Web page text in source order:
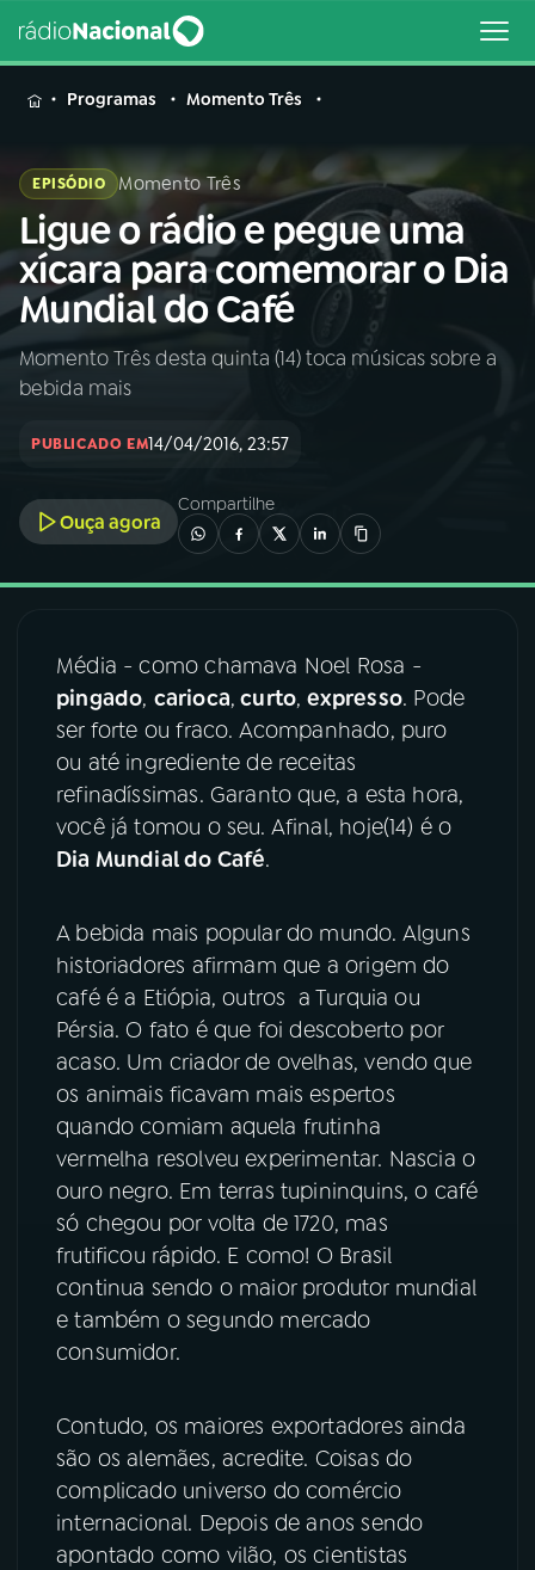
MENU
Buscar
na
Rádio
Nacional
Buscar
AO VIVO
INÍCIO
A RÁDIO
03PROGRAMAÇÃO
04PROGRAMAS
PODCASTS
06VIDEOCASTS
FESTIVAL DE MÚSICA
ACOMPANHE A RÁDIO NACIONAL
YouTube Facebook
TikTok
Programas Momento Três
EPISÓDIO Momento Três
Ligue o rádio e pegue uma
xícara para comemorar o Dia
Mundial do Café
Momento Três desta quinta (14) toca músicas sobre a
bebida mais
PUBLICADO EM14/04/2016, 23:57
Ouça agora
Compartilhe
Média - como chamava Noel Rosa -
pingado, carioca, curto, expresso. Pode
ser forte ou fraco. Acompanhado, puro
ou até ingrediente de receitas
refinadíssimas. Garanto que, a esta hora,
você já tomou o seu. Afinal, hoje(14) é o
Dia Mundial do Café.
A bebida mais popular do mundo. Alguns
historiadores afirmam que a origem do
café é a Etiópia, outros a Turquia ou
Pérsia. O fato é que foi descoberto por
acaso. Um criador de ovelhas, vendo que
os animais ficavam mais espertos
quando comiam aquela frutinha
vermelha resolveu experimentar. Nascia o
ouro negro. Em terras tupininquins, o café
só chegou por volta de 1720, mas
frutificou rápido. E como! O Brasil
continua sendo o maior produtor mundial
e também o segundo mercado
consumidor.
Contudo, os maiores exportadores ainda
são os alemães, acredite. Coisas do
complicado universo do comércio
internacional. Depois de anos sendo
apontado como vilão, os cientistas